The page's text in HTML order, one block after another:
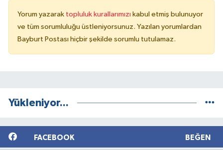
Yorum yazarak topluluk kurallarımızı kabul etmiş bulunuyor
ve tüm sorumluluğu üstleniyorsunuz. Yazılan yorumlardan
Bayburt Postası hiçbir şekilde sorumlu tutulamaz.
Yükleniyor...
FACEBOOK BEĞEN